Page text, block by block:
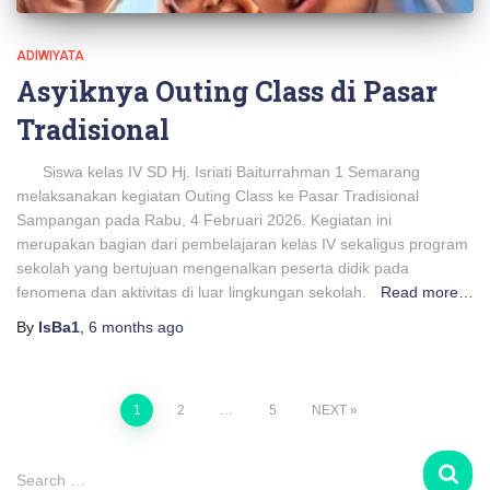
ADIWIYATA
Asyiknya Outing Class di Pasar
Tradisional
Siswa kelas IV SD Hj. Isriati Baiturrahman 1 Semarang
melaksanakan kegiatan Outing Class ke Pasar Tradisional
Sampangan pada Rabu, 4 Februari 2026. Kegiatan ini
merupakan bagian dari pembelajaran kelas IV sekaligus program
sekolah yang bertujuan mengenalkan peserta didik pada
fenomena dan aktivitas di luar lingkungan sekolah.
Read more…
By IsBa1 6 months ago
pagination
1 2 … 5 NEXT
S
Search …